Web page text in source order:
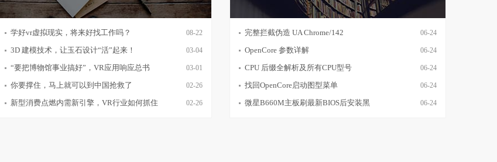
08-22
学好vr虚拟现实，将来好找工作吗？
03-04
3D 建模技术，让玉石设计“活”起来！
03-01
“要把博物馆事业搞好”，VR应用响应总书
02-26
你要撑住，马上就可以到中国抢救了
02-26
新型消费点燃内需新引擎，VR行业如何抓住
06-24
完整拦截伪造 UA Chrome/142
06-24
OpenCore 参数详解
06-24
CPU 后缀全解析及所有CPU型号
06-24
找回OpenCore启动图型菜单
06-24
微星B660M主板刷最新BIOS后安装黑